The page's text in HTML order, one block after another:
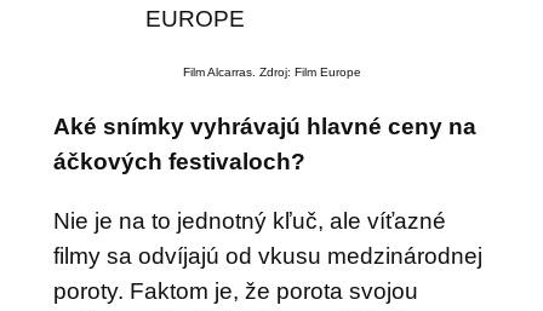
Film Alcarras. Zdroj: Film Europe
Aké snímky vyhrávajú hlavné ceny na
áčkových festivaloch?
Nie je na to jednotný kľuč, ale víťazné
filmy sa odvíjajú od vkusu medzinárodnej
poroty. Faktom je, že porota svojou